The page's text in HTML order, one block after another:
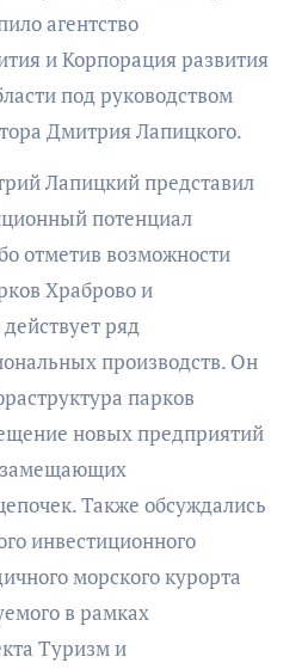
агентство
и Корпорация развития
под руководством
Дмитрия Лапицкого.
Лапицкий представил
потенциал
отметив возможности
Храброво и
ряд
производств. Он
парков
новых предприятий
Также обсуждались
инвестиционного
морского курорта
в рамках
Туризм и